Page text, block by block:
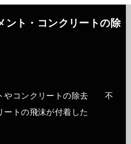
ント・コンクリートの除
やコンクリートの除去 不
ートの飛沫が付着した